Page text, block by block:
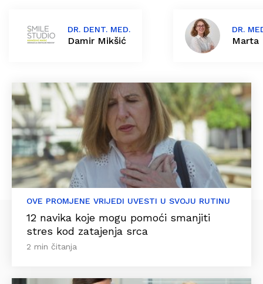
DR. DENT. MED.
Damir Mikšić
DR.
Marta
OVE PROMJENE VRIJEDI UVESTI U SVOJU RUTINU
12 navika koje mogu pomoći smanjiti
stres kod zatajenja srca
2 min čitanja